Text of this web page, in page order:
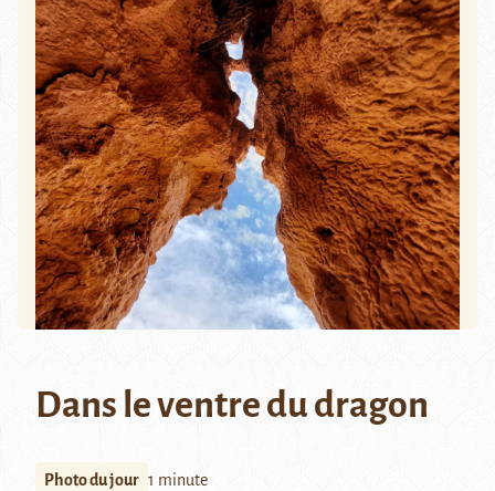
Dans le ventre du dragon
Photo du jour 1 minute